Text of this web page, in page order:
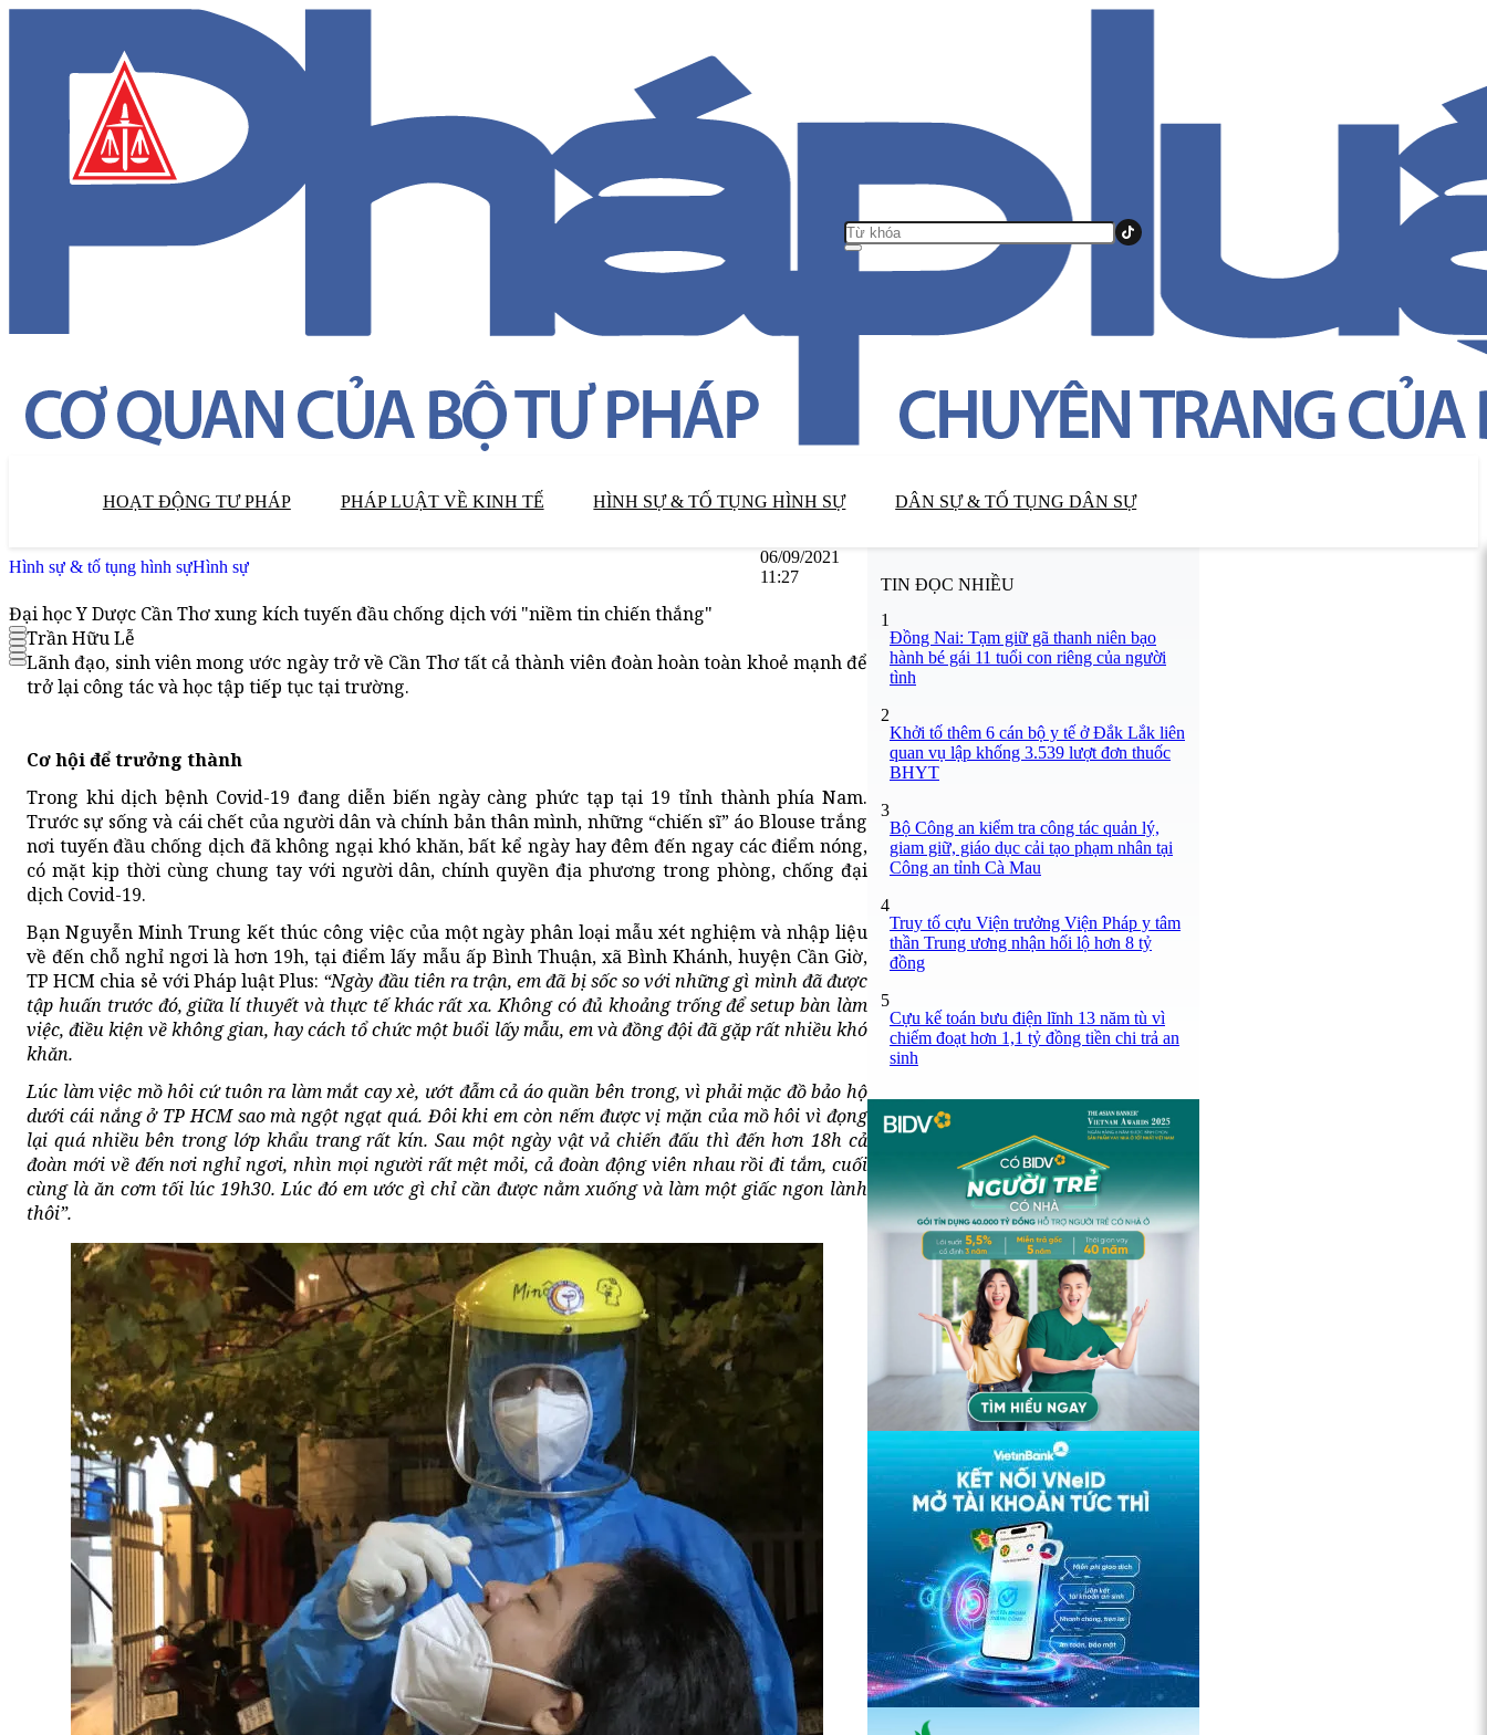
HOẠT ĐỘNG TƯ PHÁP PHÁP LUẬT VỀ KINH TẾ HÌNH SỰ & TỐ TỤNG HÌNH SỰ DÂN SỰ & TỐ TỤNG DÂN SỰ
Hình sự & tố tụng hình sựHình sự
06/09/2021
11:27
Đại học Y Dược Cần Thơ xung kích tuyến đầu chống dịch với "niềm tin chiến thắng"
Trần Hữu Lễ
Lãnh đạo, sinh viên mong ước ngày trở về Cần Thơ tất cả thành viên đoàn hoàn toàn khoẻ mạnh để
trở lại công tác và học tập tiếp tục tại trường.
Cơ hội để trưởng thành
Trong khi dịch bệnh Covid-19 đang diễn biến ngày càng phức tạp tại 19 tỉnh thành phía Nam.
Trước sự sống và cái chết của người dân và chính bản thân mình, những “chiến sĩ” áo Blouse trắng
nơi tuyến đầu chống dịch đã không ngại khó khăn, bất kể ngày hay đêm đến ngay các điểm nóng,
có mặt kịp thời cùng chung tay với người dân, chính quyền địa phương trong phòng, chống đại
dịch Covid-19.
Bạn Nguyễn Minh Trung kết thúc công việc của một ngày phân loại mẫu xét nghiệm và nhập liệu
về đến chỗ nghỉ ngơi là hơn 19h, tại điểm lấy mẫu ấp Bình Thuận, xã Bình Khánh, huyện Cần Giờ,
TP HCM chia sẻ với Pháp luật Plus: “Ngày đầu tiên ra trận, em đã bị sốc so với những gì mình đã được
tập huấn trước đó, giữa lí thuyết và thực tế khác rất xa. Không có đủ khoảng trống để setup bàn làm
việc, điều kiện về không gian, hay cách tổ chức một buổi lấy mẫu, em và đồng đội đã gặp rất nhiều khó
khăn.
Lúc làm việc mồ hôi cứ tuôn ra làm mắt cay xè, ướt đẫm cả áo quần bên trong, vì phải mặc đồ bảo hộ
dưới cái nắng ở TP HCM sao mà ngột ngạt quá. Đôi khi em còn nếm được vị mặn của mồ hôi vì đọng
lại quá nhiều bên trong lớp khẩu trang rất kín.Sau một ngày vật vả chiến đấu thì đến hơn 18h cả
đoàn mới về đến nơi nghỉ ngơi, nhìn mọi người rất mệt mỏi, cả đoàn động viên nhau rồi đi tắm, cuối
cùng là ăn cơm tối lúc 19h30. Lúc đó em ước gì chỉ cần được nằm xuống và làm một giấc ngon lành
thôi”.
TIN ĐỌC NHIỀU
1
Đồng Nai: Tạm giữ gã thanh niên bạo
hành bé gái 11 tuổi con riêng của người
tình
2
Khởi tố thêm 6 cán bộ y tế ở Đắk Lắk liên
quan vụ lập khống 3.539 lượt đơn thuốc
BHYT
3
Bộ Công an kiểm tra công tác quản lý,
giam giữ, giáo dục cải tạo phạm nhân tại
Công an tỉnh Cà Mau
4
Truy tố cựu Viện trưởng Viện Pháp y tâm
thần Trung ương nhận hối lộ hơn 8 tỷ
đồng
5
Cựu kế toán bưu điện lĩnh 13 năm tù vì
chiếm đoạt hơn 1,1 tỷ đồng tiền chi trả an
sinh